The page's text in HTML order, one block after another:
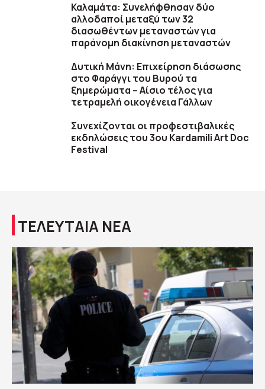
Καλαμάτα: Συνελήφθησαν δύο
αλλοδαποί μεταξύ των 32
διασωθέντων μεταναστών για
παράνομη διακίνηση μεταναστών
Δυτική Μάνη: Επιχείρηση διάσωσης
στο Φαράγγι του Βυρού τα
ξημερώματα – Αίσιο τέλος για
τετραμελή οικογένεια Γάλλων
Συνεχίζονται οι προφεστιβαλικές
εκδηλώσεις του 3ου Kardamili Art Doc
Festival
ΤΕΛΕΥΤΑΙΑ ΝΕΑ